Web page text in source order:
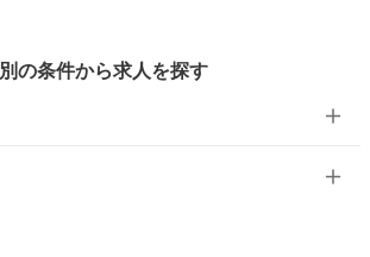
別の条件から求人を探す